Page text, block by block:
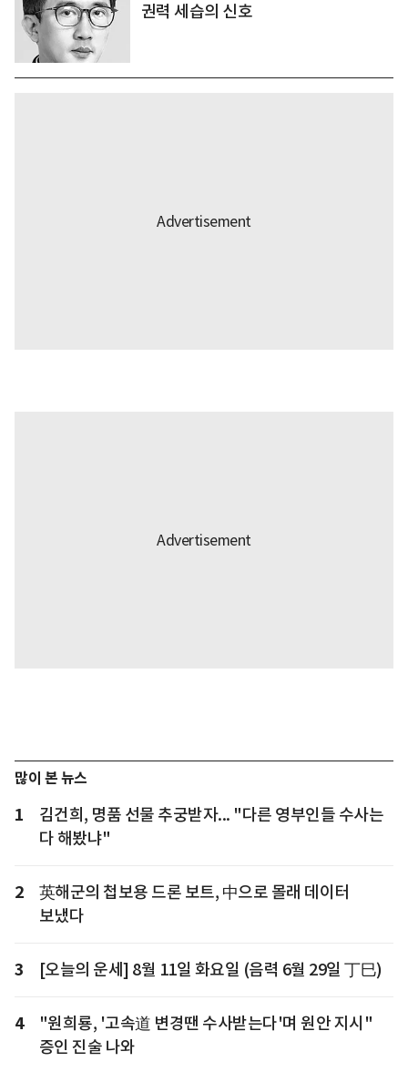
권력 세습의 신호
많이 본 뉴스
1
김건희, 명품 선물 추궁받자... "다른 영부인들 수사는
다 해봤냐"
2
英해군의 첩보용 드론 보트, 中으로 몰래 데이터
보냈다
3 [오늘의 운세] 8월 11일 화요일 (음력 6월 29일 丁巳)
4
"원희룡, '고속道 변경땐 수사받는다'며 원안 지시"
증인 진술 나와